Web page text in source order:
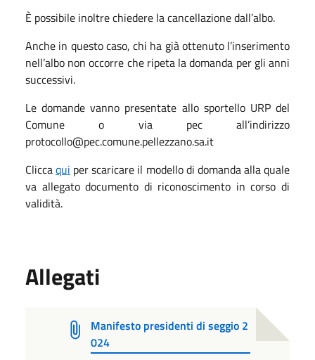
È possibile inoltre chiedere lacancellazione dall’albo.
Anche in questo caso, chi ha già ottenuto l’inserimento
nell’albo non occorre che ripeta la domanda per gli anni
successivi.
Le domande vanno presentate allo sportello URP del
Comune o via pec all’indirizzo
protocollo@pec.comune.pellezzano.sa.it
Cliccaqui per scaricare il modello di domanda alla quale
va allegato documento di riconoscimento in corso di
validità.
Allegati
Manifesto presidenti di seggio 2
024